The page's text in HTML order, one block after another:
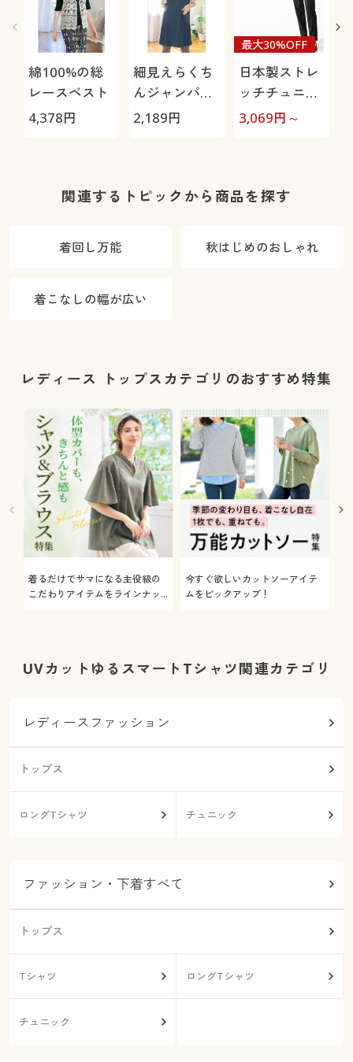
綿100%の総
レースベスト
4,378円
細見えらくち
んジャンパー
スカート
2,189円
日本製ストレ
ッチチュニッ
クパンツ(日本
速乾・静電気
最大30%OFF
3,069円～
関連するトピックから商品を探す
着回し万能 秋はじめのおしゃれ
着こなしの幅が広い
レディース トップスカテゴリのおすすめ特集
着るだけでサマになる主役級の
こだわりアイテムをラインナッ
今すぐ欲しいカットソーアイテ
ムをピックアップ！
UVカットゆるスマートTシャツ関連カテゴリ
レディースファッション
トップス
ロングTシャツ チュニック
ファッション・下着すべて
トップス
Tシャツ ロングTシャツ
チュニック